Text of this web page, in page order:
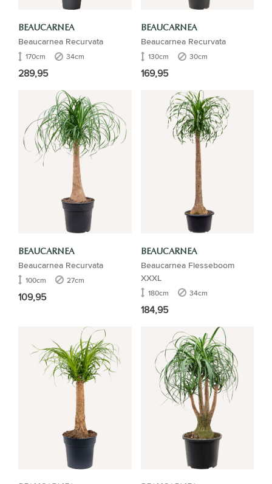
BEAUCARNEA
Beaucarnea Recurvata
170cm 34cm
289,95
BEAUCARNEA
Beaucarnea Recurvata
130cm 30cm
169,95
BEAUCARNEA
Beaucarnea Recurvata
100cm 27cm
109,95
BEAUCARNEA
Beaucarnea Flesseboom
XXXL
180cm 34cm
184,95